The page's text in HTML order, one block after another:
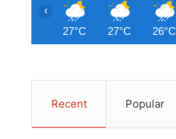
27°C 27°C 26°C
‹
Recent Popular